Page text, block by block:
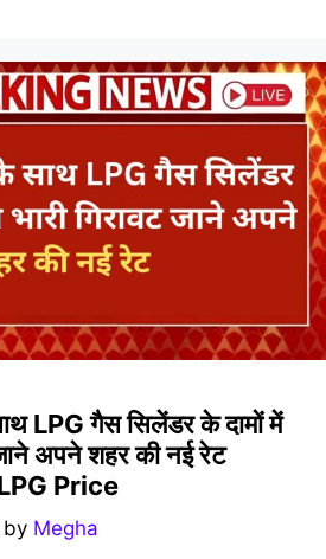
LPG गैस सिलेंडर के दामों में
अपने शहर की नई रेट
Price
by Megha